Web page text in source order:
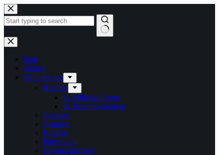
Zum
Inhalt
springen
Keine
Ergebnisse
Start
Aktuell
Wir über uns
Kirchen
St. Willehad Esens
St. Peter Spiekeroog
Gremien
Gruppen
Kontakt
Prävention
Dekanatsprozess